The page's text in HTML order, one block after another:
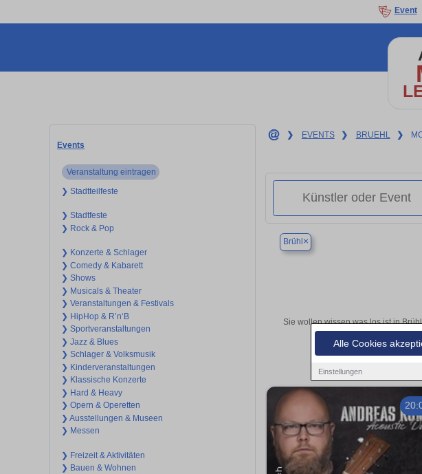
Alle Cookies
Einstellungen
Event
Events
Veranstaltung eintragen
❯ Stadtteilfeste
❯ Stadtfeste
❯ Rock & Pop
❯ Konzerte & Schlager
❯ Comedy & Kabarett
❯ Shows
❯ Musicals & Theater
❯ Veranstaltungen & Festivals
❯ HipHop & R’n‘B
❯ Sportveranstaltungen
❯ Jazz & Blues
❯ Schlager & Volksmusik
❯ Kinderveranstaltungen
❯ Klassische Konzerte
❯ Hard & Heavy
❯ Opern & Operetten
❯ Ausstellungen & Museen
❯ Messen
❯ Freizeit & Aktivitäten
❯ Bauen & Wohnen
❯ EVENTS ❯ BRUEHL ❯
Brühl ×
Sie wollen wissen was los ist in